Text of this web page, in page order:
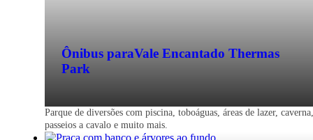
Ônibus paraVale Encantado Thermas
Park
Parque de diversões com piscina, toboáguas, áreas de lazer, caverna,
passeios a cavalo e muito mais.